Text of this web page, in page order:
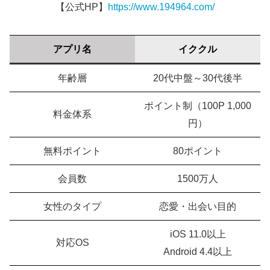
【公式HP】 https://www.194964.com/
アプリ名 イククル
年齢層 20代中盤～30代後半
料金体系
ポイント制（100P 1,000
円）
無料ポイント 80ポイント
会員数 1500万人
女性のタイプ 恋愛・出会い目的
対応OS
iOS 11.0以上
Android 4.4以上